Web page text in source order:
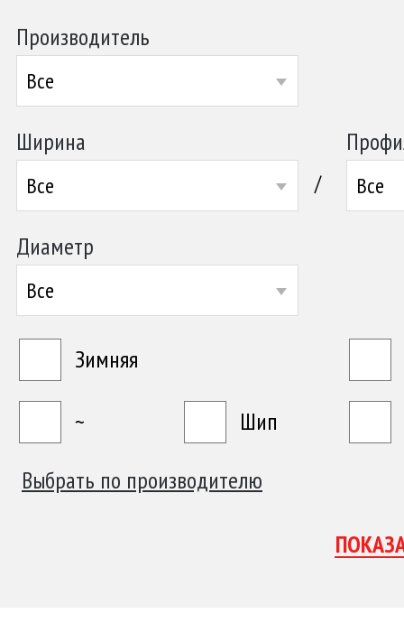
Производитель
Все
Ширина
Все / Все
Диаметр
Все
Зимняя
~
Шип
Выбрать по производителю